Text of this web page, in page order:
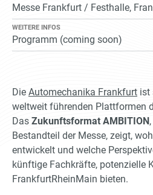
Messe Frankfurt / Festhalle,
WEITERE INFOS
Programm (coming soon)
Die Automechanika Frankfurt ist
weltweit führenden Plattformen
Das Zukunftsformat AMBITION
Bestandteil der Messe, zeigt,
entwickelt und welche
künftige Fachkräfte, potenzielle
FrankfurtRheinMain bieten.